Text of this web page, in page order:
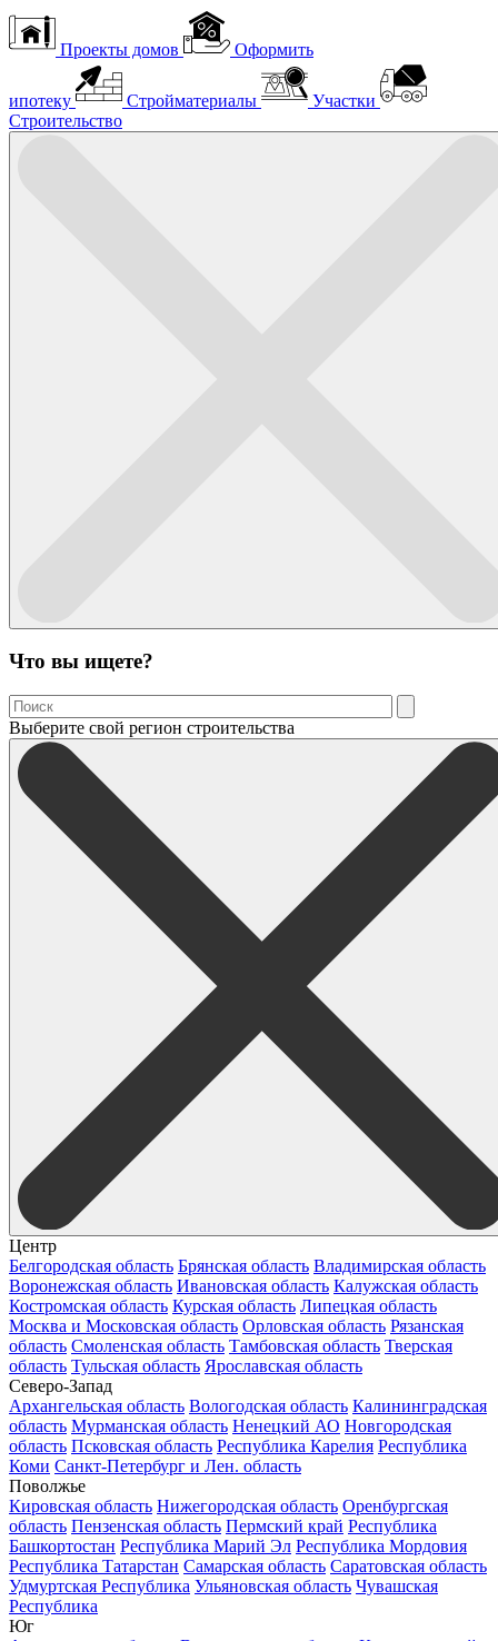
Проекты домов Оформить
ипотеку Стройматериалы
Участки
Строительство
Что вы ищете?
Выберите свой регион строительства
Центр
Белгородская область Брянская область Владимирская область
Воронежская область Ивановская область Калужская область
Костромская область Курская область Липецкая область
Москва и Московская область Орловская область Рязанская
область Смоленская область Тамбовская область Тверская
область Тульская область Ярославская область
Северо-Запад
Архангельская область Вологодская область Калининградская
область Мурманская область Ненецкий АО Новгородская
область Псковская область Республика Карелия Республика
Коми Санкт-Петербург и Лен. область
Поволжье
Кировская область Нижегородская область Оренбургская
область Пензенская область Пермский край Республика
Башкортостан Республика Марий Эл Республика Мордовия
Республика Татарстан Самарская область Саратовская область
Удмуртская Республика Ульяновская область Чувашская
Республика
Юг